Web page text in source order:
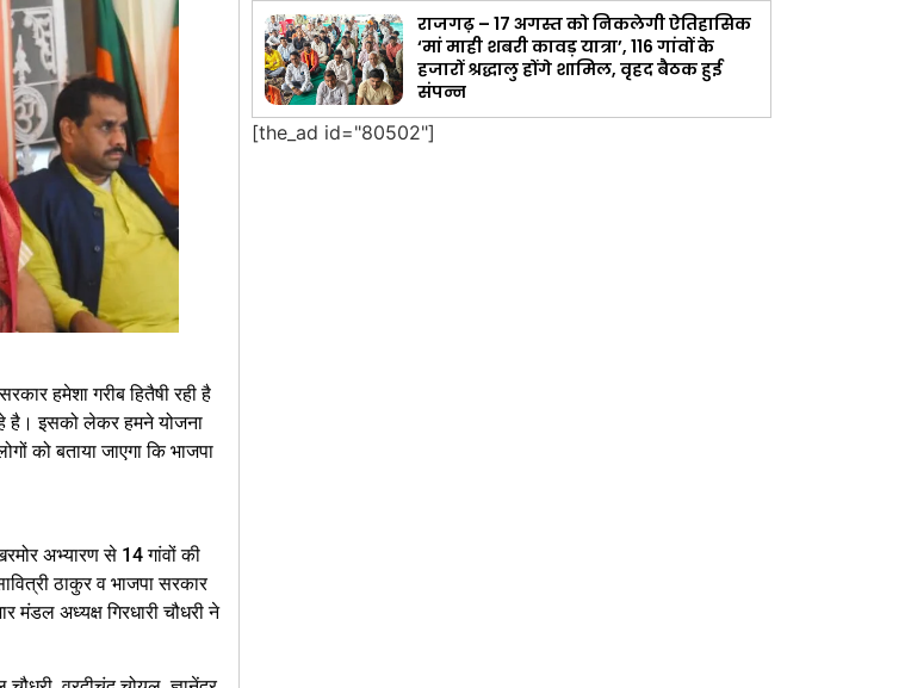
हमेशा गरीब हितैषी रही है
है। इसको लेकर हमने योजना
को बताया जाएगा कि भाजपा
अभ्यारण से 14 गांवों की
ठाकुर व भाजपा सरकार
मंडल अध्यक्ष गिरधारी चौधरी ने
राजगढ़ – 17 अगस्त को निकलेगी ऐतिहासिक
‘मां माही शबरी कावड़ यात्रा’, 116 गांवों के
हजारों श्रद्धालु होंगे शामिल, वृहद बैठक हुई
संपन्न
[the_ad id="80502"]